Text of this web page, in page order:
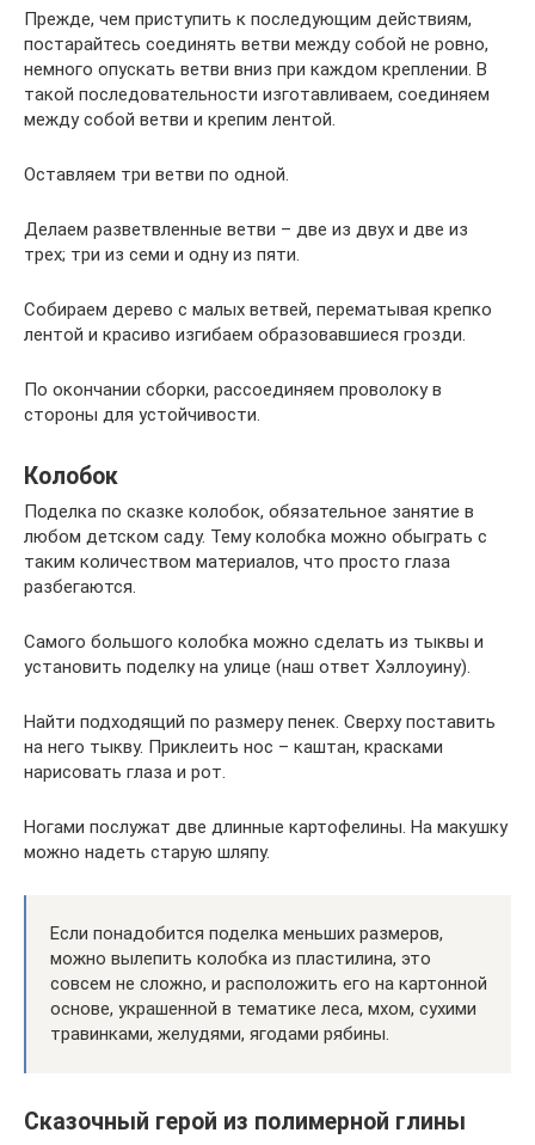
Прежде, чем приступить к последующим действиям,
постарайтесь соединять ветви между собой не ровно,
немного опускать ветви вниз при каждом креплении. В
такой последовательности изготавливаем, соединяем
между собой ветви и крепим лентой.
Оставляем три ветви по одной.
Делаем разветвленные ветви – две из двух и две из
трех; три из семи и одну из пяти.
Собираем дерево с малых ветвей, перематывая крепко
лентой и красиво изгибаем образовавшиеся грозди.
По окончании сборки, рассоединяем проволоку в
стороны для устойчивости.
Колобок
Поделка по сказке колобок, обязательное занятие в
любом детском саду. Тему колобка можно обыграть с
таким количеством материалов, что просто глаза
разбегаются.
Самого большого колобка можно сделать из тыквы и
установить поделку на улице (наш ответ Хэллоуину).
Найти подходящий по размеру пенек. Сверху поставить
на него тыкву. Приклеить нос – каштан, красками
нарисовать глаза и рот.
Ногами послужат две длинные картофелины. На макушку
можно надеть старую шляпу.
Если понадобится поделка меньших размеров,
можно вылепить колобка из пластилина, это
совсем не сложно, и расположить его на картонной
основе, украшенной в тематике леса, мхом, сухими
травинками, желудями, ягодами рябины.
Сказочный герой из полимерной глины